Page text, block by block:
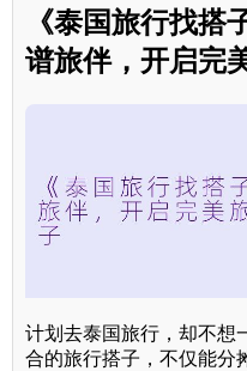
《泰国旅行找搭
谱旅伴，开启完
计划去泰国旅行，却不想
合的旅行搭子，不仅能分